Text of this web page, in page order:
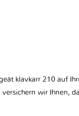
klavkarr 210 auf
wir Ihnen,